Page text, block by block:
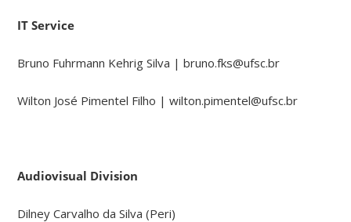
IT Service
Bruno Fuhrmann Kehrig Silva | bruno.fks@ufsc.br
Wilton José Pimentel Filho | wilton.pimentel@ufsc.br
Audiovisual Division
Dilney Carvalho da Silva (Peri)